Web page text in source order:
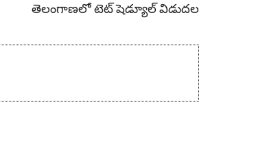
తెలంగాణలో టెట్‌ షెడ్యూల్ విడుద‌ల‌